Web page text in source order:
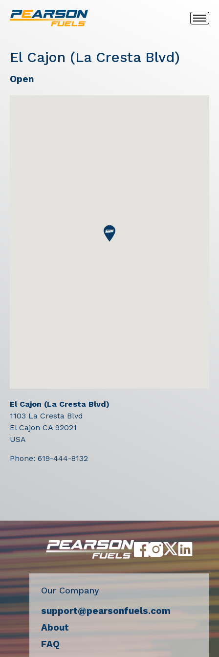
El Cajon (La Cresta Blvd)
Open
El Cajon (La Cresta Blvd)
1103 La Cresta Blvd
El Cajon CA 92021
USA
Phone: 619-444-8132
Our Company
support@pearsonfuels.com
About
FAQ